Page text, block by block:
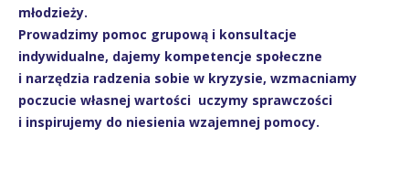
młodzieży.
Prowadzimy pomoc grupową i konsultacje
indywidualne, dajemy kompetencje społeczne
i narzędzia radzenia sobie w kryzysie, wzmacniamy
poczucie własnej wartości uczymy sprawczości
i inspirujemy do niesienia wzajemnej pomocy.